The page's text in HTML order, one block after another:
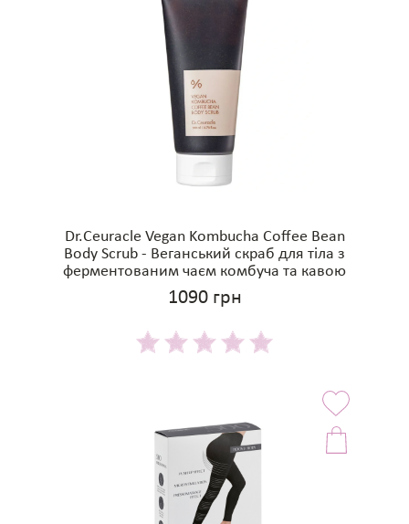
Dr.Ceuracle Vegan Kombucha Coffee Bean
Body Scrub - Веганський скраб для тіла з
ферментованим чаєм комбуча та кавою
1090 грн